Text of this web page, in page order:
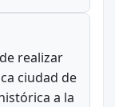
realizar
ciudad de
a la